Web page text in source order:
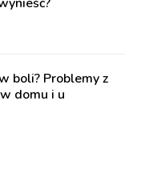
boli? Problemy z
domu i u